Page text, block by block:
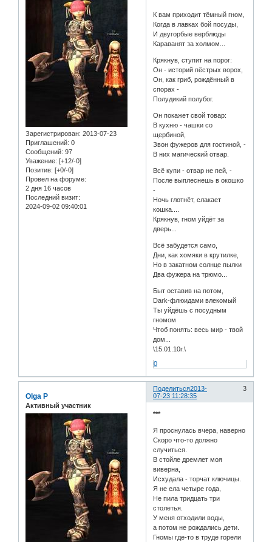
Зарегистрирован: 2013-07-23
Приглашений: 0
Сообщений: 97
Уважение: [+12/-0]
Позитив: [+0/-0]
Провел на форуме:
2 дня 16 часов
Последний визит:
2024-09-02 09:40:01
К вам приходит тёмный гном,
Когда в лавках бой посуды,
И двугорбые верблюды
Караванят за холмом...
Крякнув, ступит на порог:
Он - историй пёстрых ворох,
Он, как гриб, рождённый в
спорах -
Полудикий полубог.
Он покажет свой товар:
В кухню - чашки со
щербиной,
Звон фужеров для гостиной, -
В них магический отвар.
Всё купи - отвар не пей, -
После выплеснешь в окошко
-
Ночь глотнёт, слакает
кошка....
Крякнув, гном уйдёт за
дверь...
Всё забудется само,
Дни, как хомяки в крутилке,
Но в закатном солнце пылки
Два фужера на трюмо...
Быт оставив на потом,
Dark-флюидами влекомый
Ты уйдёшь с посудным
гномом
Чтоб понять: весь мир - твой
дом...
\15.01.10г.\
0
Поделиться 3
2013-
07-23 11:28:35
Olga P
Активный участник
***
Я проснулась вчера, наверно
Скоро что-то должно
случиться.
В стойле дремлет моя
виверна,
Исхудала - торчат ключицы.
Я не ела четыре года,
Не пила тридцать три
столетья.
У меня отходили воды,
а потом не рождались дети.
Гномы где-то в труде горели